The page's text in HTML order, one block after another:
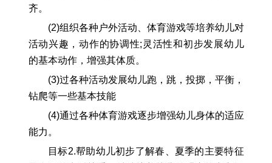
齐。
(2)组织各种户外活动、体育游戏等培养幼儿对
活动兴趣，动作的协调性;灵活性和初步发展幼儿
的基本动作，增强其体质。
(3)过各种活动发展幼儿跑，跳，投掷，平衡，
钻爬等一些基本技能
(4)通过各种体育游戏逐步增强幼儿身体的适应
能力。
目标2.帮助幼儿初步了解春、夏季的主要特征